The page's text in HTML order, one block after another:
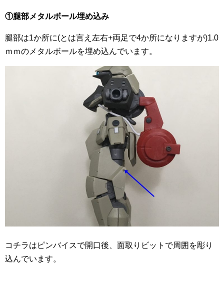
①腿部メタルボール埋め込み
腿部は1か所に(とは言え左右+両足で4か所になりますが)1.0
ｍｍのメタルボールを埋め込んでいます。
コチラはピンバイスで開口後、面取りビットで周囲を彫り
込んでいます。